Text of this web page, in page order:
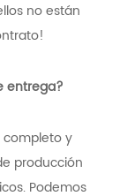
no están
entrega?
completo y
producción
Podemos